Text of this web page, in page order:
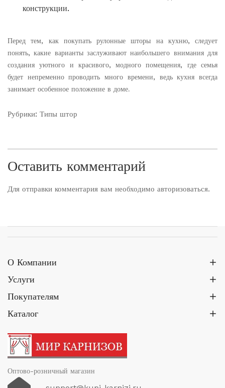
конструкции.
Перед тем, как покупать рулонные шторы на кухню, следует
понять, какие варианты заслуживают наибольшего внимания для
создания уютного и красивого, модного помещения, где семья
будет непременно проводить много времени, ведь кухня всегда
занимает особенное положение в доме.
Рубрики: Типы штор
Оставить комментарий
Для отправки комментария вам необходимо авторизоваться.
О Компании
Услуги
Покупателям
Каталог
Оптово-розничный магазин